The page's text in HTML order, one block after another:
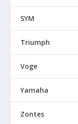
SYM
Triumph
Voge
Yamaha
Zontes